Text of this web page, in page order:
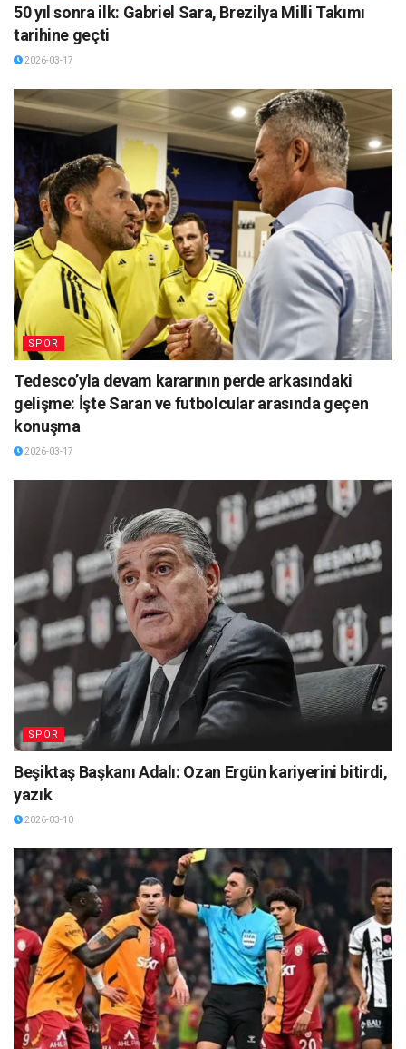
50 yıl sonra ilk: Gabriel Sara, Brezilya Milli Takımı
tarihine geçti
2026-03-17
SPOR
Tedesco’yla devam kararının perde arkasındaki
gelişme: İşte Saran ve futbolcular arasında geçen
konuşma
2026-03-17
SPOR
Beşiktaş Başkanı Adalı: Ozan Ergün kariyerini bitirdi,
yazık
2026-03-10